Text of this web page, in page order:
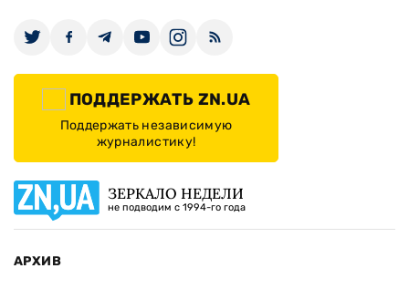
ПОДДЕРЖАТЬ ZN.UA
Поддержать независимую
журналистику!
ЗЕРКАЛО НЕДЕЛИ
не подводим с 1994-го года
АРХИВ